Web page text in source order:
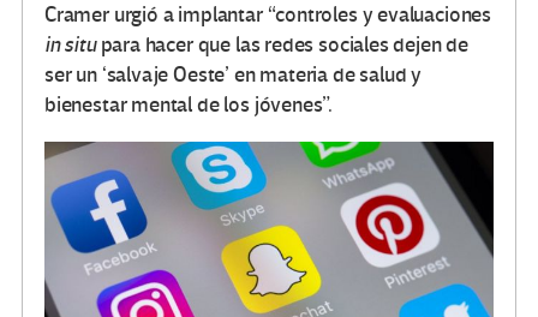
Cramer urgió a implantar “controles y evaluaciones
in situpara hacer que las redes sociales dejen de
ser un ‘salvaje Oeste’ en materia de salud y
bienestar mental de los jóvenes”.